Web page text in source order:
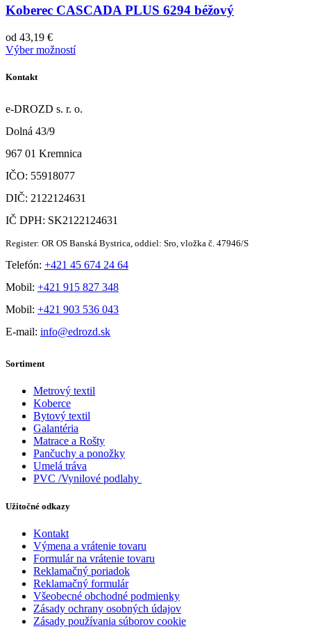
Koberec CASCADA PLUS 6294 béžový
od 43,19 €
Výber možností
Kontakt
e-DROZD s. r. o.
Dolná 43/9
967 01 Kremnica
IČO: 55918077
DIČ: 2122124631
IČ DPH: SK2122124631
Register: OR OS Banská Bystrica, oddiel: Sro, vložka č. 47946/S
Telefón: +421 45 674 24 64
Mobil: +421 915 827 348
Mobil: +421 903 536 043
E-mail: info@edrozd.sk
Sortiment
Metrový textil
Koberce
Bytový textil
Galantéria
Matrace a Rošty
Pančuchy a ponožky
Umelá tráva
PVC /Vynilové podlahy
Užitočné odkazy
Kontakt
Výmena a vrátenie tovaru
Formulár na vrátenie tovaru
Reklamačný poriadok
Reklamačný formulár
Všeobecné obchodné podmienky
Zásady ochrany osobných údajov
Zásady používania súborov cookie